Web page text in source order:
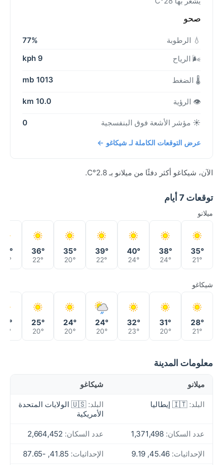
صحو
💧 الرطوبة
77%
🌬️ الرياح
9 kph
🌡️ الضغط 1013 mb
👁️ الرؤية 10.0 km
☀️ مؤشر الأشعة فوق البنفسجية 0
عرض التوقعات الكاملة لـ شيكاغو ←
الآن، شيكاغو أكثر دفئًا من ميلانو بـ 2.8°C.
توقعات 7 أيام
ميلانو
35°
21°
38°
24°
40°
24°
39°
22°
35°
20°
36°
22°
26°
شيكاغو
28°
21°
31°
20°
32°
23°
24°
20°
24°
20°
25°
20°
27°
19°
معلومات المدينة
ميلانو شيكاغو
البلد: 🇮🇹 إيطاليا البلد:
🇺🇸 الولايات المتحدة
الأمريكية
عدد السكان: عدد السكان:
الإحداثيات: الإحداثيات: